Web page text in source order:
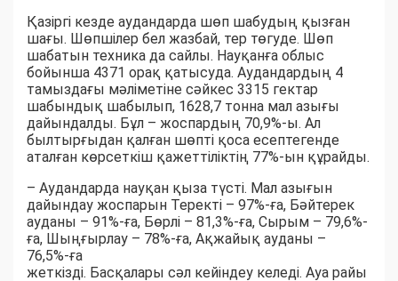
Қазіргі кезде аудандарда шөп шабудың қызған
шағы. Шөпшілер бел жазбай, тер төгуде. Шөп
шабатын техника да сайлы. Науқанға облыс
бойынша 4371 орақ қатысуда. Аудандардың 4
тамыздағы мәліметіне сәйкес 3315 гектар
шабындық шабылып, 1628,7 тонна мал азығы
дайындалды. Бұл – жоспардың 70,9%-ы. Ал
былтырғыдан қалған шөпті қоса есептегенде
аталған көрсеткіш қажеттіліктің 77%-ын құрайды.
– Аудандарда науқан қыза түсті. Мал азығын
дайындау жоспарын Теректі – 97%-ға, Бәйтерек
ауданы – 91%-ға, Бөрлі – 81,3%-ға, Сырым – 79,6%-
ға, Шыңғырлау – 78%-ға, Ақжайық ауданы –
76,5%-ға
жеткізді. Басқалары сәл кейіндеу келеді. Ауа райы